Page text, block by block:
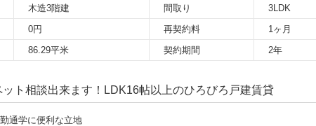
木造3階建 間取り
3LDK
0円 再契約料
1ヶ月
86.29平米 契約期間 2年
ット相談出来ます！LDK16帖以上のひろびろ戸建賃貸
通学に便利な立地